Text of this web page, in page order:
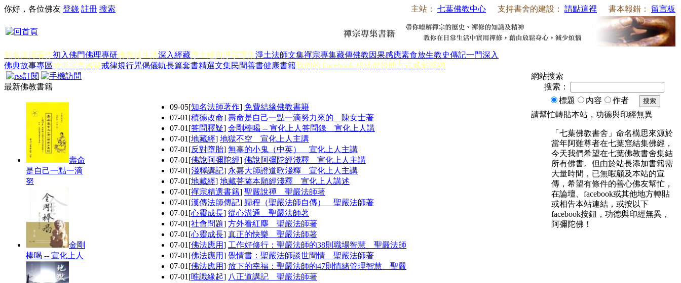
主站： 七葉佛教中心 支持書舍的建設： 請點這裡 書本報錯： 留言板
你好，各位佛友 登錄 註冊 搜索
知名法師著作初入佛門佛理專研佛教徒生活深入經藏淨土經典淨宗專集淨土法師文集禪宗專集藏傳佛教因果感應素食放生教史傳記一門深入
佛典故事專區故事寓言書籍戒律規行咒偈儀軌長篇套書精選文集民間善書健康書籍我們的 Facebook 粉絲群贊助方式戒邪淫網
最新佛教書籍
壽命
是自己一點一滴
努
金剛
棒喝 -- 宣化上人
09-05[知名法師著作] 免費結緣佛教書籍
07-01 [積德改命] 壽命是自己一點一滴努力來的 陳女士著
07-01 [答問釋疑] 金剛棒喝 -- 宣化上人答問錄 宣化上人講
07-01 [地藏經] 地獄不空 宣化上人主講
07-01 [反對墮胎] 無辜的小鬼（中英） 宣化上人主講
07-01 [佛說阿彌陀經] 佛說阿彌陀經淺釋 宣化上人主講
07-01 [淺釋講記] 永嘉大師證道歌淺釋 宣化上人主講
07-01 [地藏經] 地藏菩薩本願經淺釋 宣化上人講述
07-01 [禪宗精選書籍] 聖嚴說禪 聖嚴法師著
07-01 [漢傳法師傳記] 歸程（聖嚴法師自傳） 聖嚴法師著
07-01 [心靈成長] 從心溝通 聖嚴法師著
07-01 [社會問題] 方外看紅塵 聖嚴法師著
07-01 [心靈成長] 真正的快樂 聖嚴法師著
07-01 [佛法應用] 工作好修行：聖嚴法師的38則職場智慧 聖嚴法師
07-01 [佛法應用] 覺情書：聖嚴法師談世間情 聖嚴法師著
07-01 [佛法應用] 放下的幸福：聖嚴法師的47則情緒管理智慧 聖嚴
07-01 [唯識緣起] 八正道講記 聖嚴法師著
網站搜索
搜索：
標題
內容 作者 搜索
請幫忙轉貼本站，功德與印經無異
「七葉佛教書舍」命名構思來源於
當年阿難尊者在七葉窟結集佛經，
今天我們希望在七葉佛教書舍集結
所有佛書。但由於站長添加書籍需
大量時間，已無暇顧及本站的宣
傳，希望有條件的善心佛友幫忙，
在論壇、facebook或其他地方轉貼
或相告本站連結，或按以下
facebook按鈕，功德與印經無異，
阿彌陀佛！